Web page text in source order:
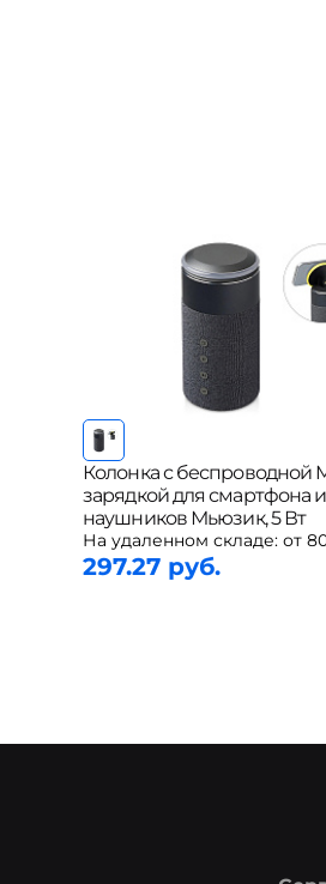
Колонка с беспроводной
зарядкой для смартфона и
наушников Мьюзик, 5 Вт
На удаленном складе: от
297.27 руб.